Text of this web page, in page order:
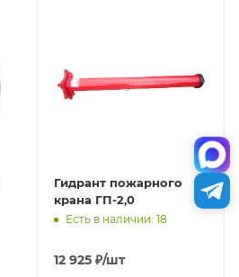
Гидрант пожарного
крана ГП-2,0
Есть в наличии: 18
12 925 ₽/шт